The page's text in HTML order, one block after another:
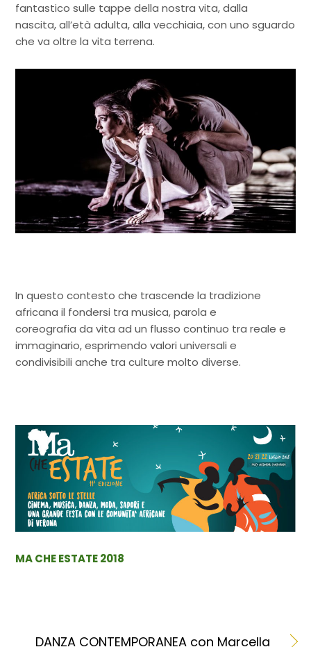
fantastico sulle tappe della nostra vita, dalla
nascita, all’età adulta, alla vecchiaia, con uno sguardo
che va oltre la vita terrena.
In questo contesto che trascende la tradizione
africana il fondersi tra musica, parola e
coreografia da vita ad un flusso continuo tra reale e
immaginario, esprimendo valori universali e
condivisibili anche tra culture molto diverse.
MA CHE ESTATE 2018
DANZA CONTEMPORANEA con Marcella